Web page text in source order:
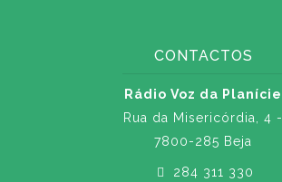
CONTACTOS
Rádio Voz da Planície
Rua da Misericórdia, 4 -
7800-285 Beja
284 311 330